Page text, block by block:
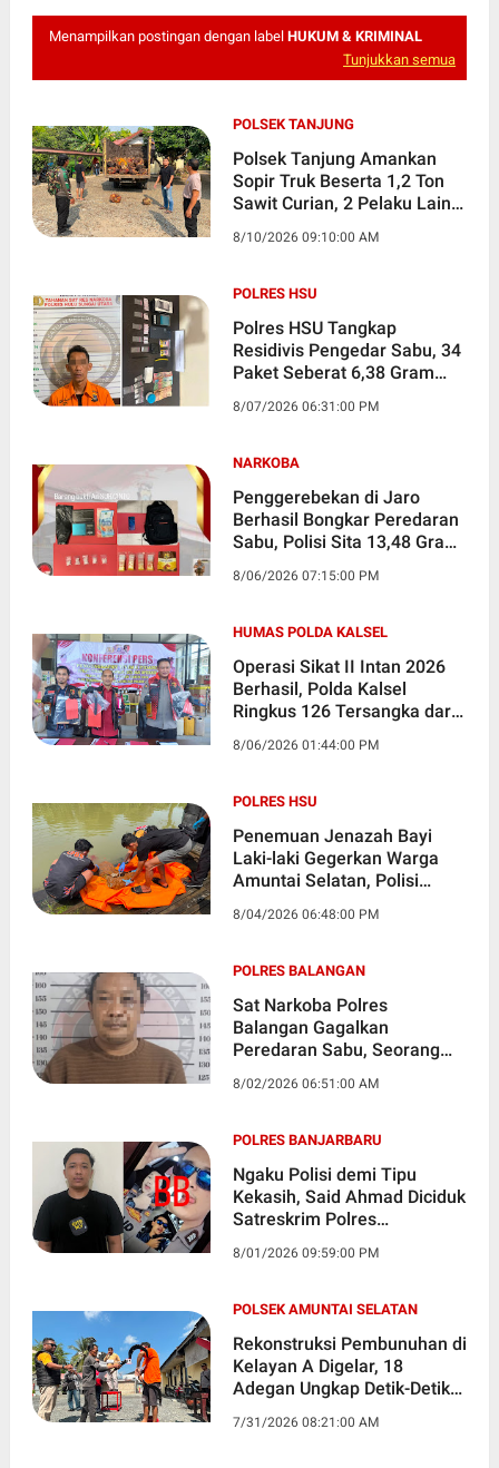
Menampilkan postingan dengan label HUKUM & KRIMINAL
Tunjukkan semua
POLSEK TANJUNG
Polsek Tanjung Amankan
Sopir Truk Beserta 1,2 Ton
Sawit Curian, 2 Pelaku Lain
8/10/2026 09:10:00 AM
POLRES HSU
Polres HSU Tangkap
Residivis Pengedar Sabu, 34
Paket Seberat 6,38 Gram
8/07/2026 06:31:00 PM
NARKOBA
Penggerebekan di Jaro
Berhasil Bongkar Peredaran
Sabu, Polisi Sita 13,48 Gram
8/06/2026 07:15:00 PM
HUMAS POLDA KALSEL
Operasi Sikat II Intan 2026
Berhasil, Polda Kalsel
Ringkus 126 Tersangka dari
8/06/2026 01:44:00 PM
POLRES HSU
Penemuan Jenazah Bayi
Laki-laki Gegerkan Warga
Amuntai Selatan, Polisi
8/04/2026 06:48:00 PM
POLRES BALANGAN
Sat Narkoba Polres
Balangan Gagalkan
Peredaran Sabu, Seorang
8/02/2026 06:51:00 AM
POLRES BANJARBARU
Ngaku Polisi demi Tipu
Kekasih, Said Ahmad Diciduk
Satreskrim Polres
8/01/2026 09:59:00 PM
POLSEK AMUNTAI SELATAN
Rekonstruksi Pembunuhan di
Kelayan A Digelar, 18
Adegan Ungkap Detik-Detik
7/31/2026 08:21:00 AM